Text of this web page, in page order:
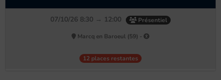
07/10/26 8:30 → 12:00 Présentiel
Marcq en Baroeul (59) -
12 places restantes